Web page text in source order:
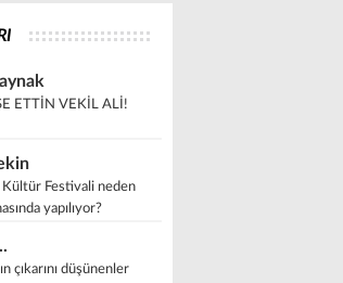
ETTİN VEKİL ALİ!
Kültür Festivali neden
yapılıyor?
çıkarını düşünenler